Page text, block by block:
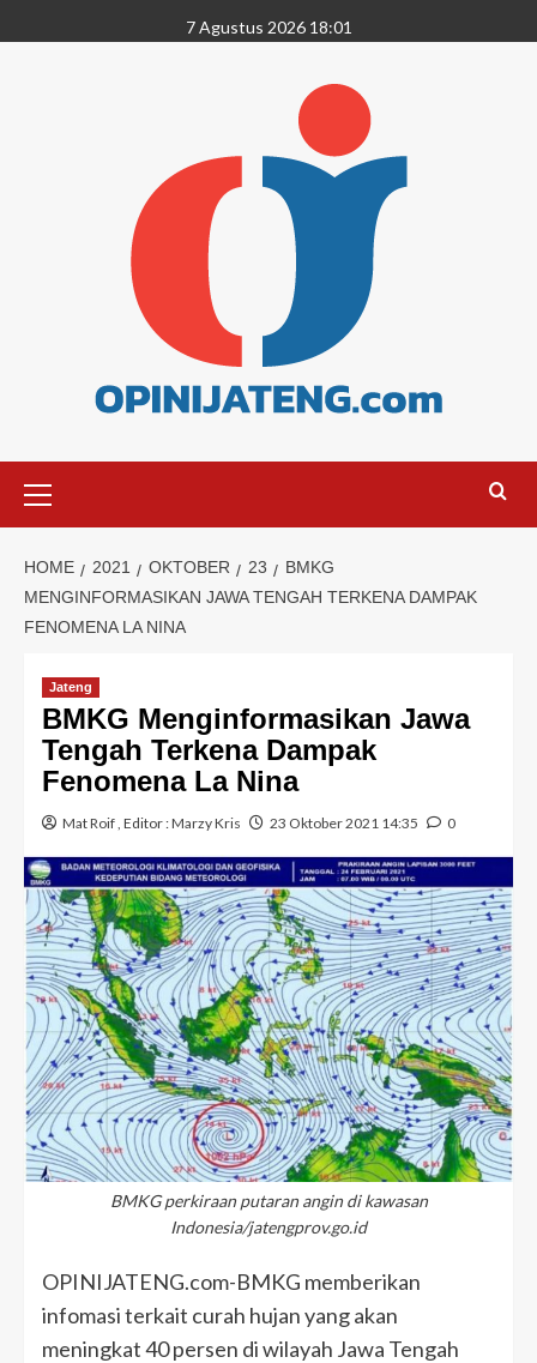
7 Agustus 2026 18:01
HOME 2021 OKTOBER 23
BMKG
MENGINFORMASIKAN JAWA TENGAH TERKENA DAMPAK
FENOMENA LA NINA
Jateng
BMKG Menginformasikan Jawa
Tengah Terkena Dampak
Fenomena La Nina
Mat Roif, Editor :Marzy Kris 23 Oktober 2021 14:35 0
BMKG perkiraan putaran angin di kawasan
Indonesia/jatengprov.go.id
OPINIJATENG.com-BMKG memberikan
infomasi terkait curah hujan yang akan
meningkat 40 persen di wilayah Jawa Tengah